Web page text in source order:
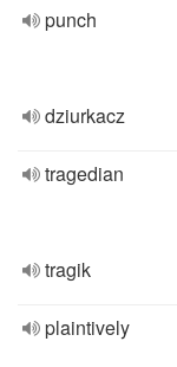
punch
dziurkacz
tragedian
tragik
plaintively